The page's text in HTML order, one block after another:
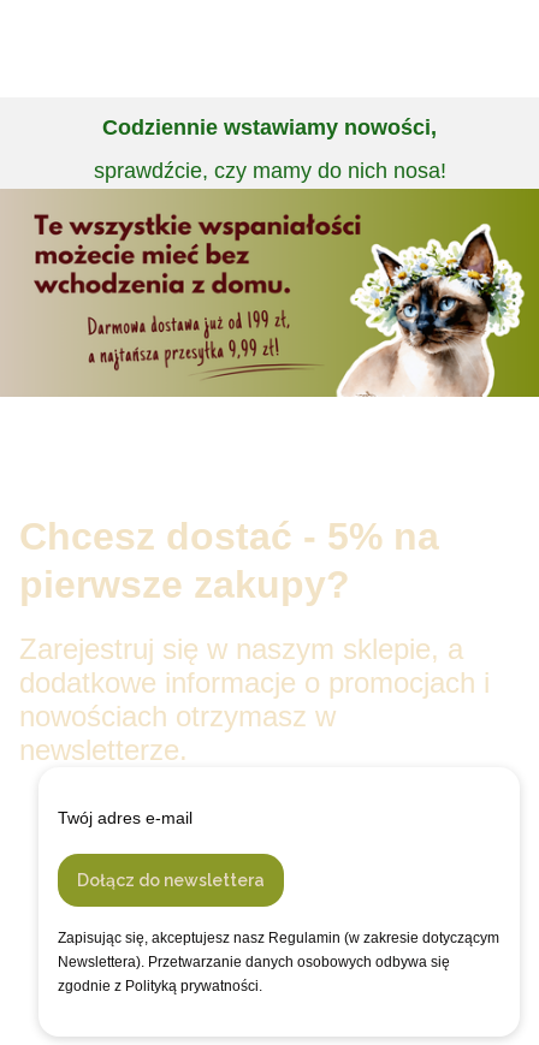
Codziennie wstawiamy nowości,
sprawdźcie, czy mamy do nich nosa!
Chcesz dostać - 5% na
pierwsze zakupy?
Zarejestruj się w naszym sklepie, a
dodatkowe informacje o promocjach i
nowościach otrzymasz w
newsletterze.
Twój adres e-mail
Dołącz do newslettera
Zapisując się, akceptujesz nasz Regulamin (w zakresie dotyczącym
Newslettera). Przetwarzanie danych osobowych odbywa się
zgodnie z Polityką prywatności.